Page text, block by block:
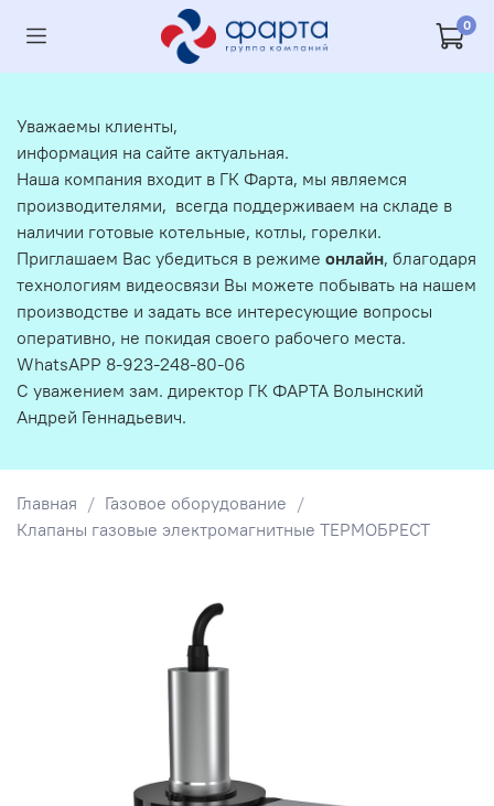
0
Главная
Газовое оборудование
Клапаны газовые электромагнитные ТЕРМОБРЕСТ
Уважаемы клиенты,
информация на сайте актуальная.
Наша компания входит в ГК Фарта, мы являемся
производителями, всегда поддерживаем на складе в
наличии готовые котельные, котлы, горелки.
Приглашаем Вас убедиться в режиме онлайн, благодаря
технологиям видеосвязи Вы можете побывать на нашем
производстве и задать все интересующие вопросы
оперативно, не покидая своего рабочего места.
WhatsAPP 8-923-248-80-06
С уважением зам. директор ГК ФАРТА Волынский
Андрей Геннадьевич.